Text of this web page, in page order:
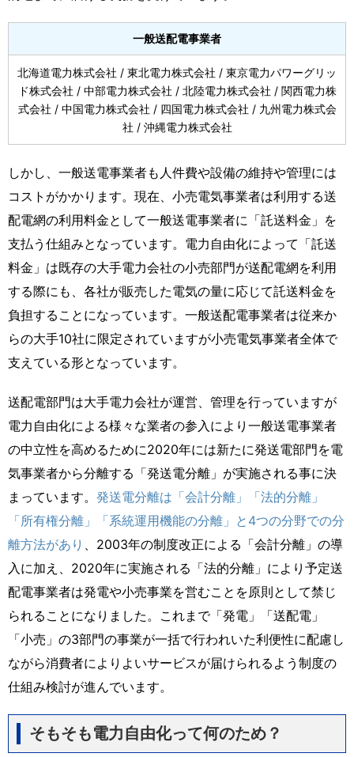
一般送配電事業者
北海道電力株式会社 / 東北電力株式会社 / 東京電力パワーグリッ
ド株式会社 / 中部電力株式会社 / 北陸電力株式会社 / 関西電力株
式会社 / 中国電力株式会社 / 四国電力株式会社 / 九州電力株式会
社 / 沖縄電力株式会社
しかし、一般送電事業者も人件費や設備の維持や管理には
コストがかかります。現在、小売電気事業者は利用する送
配電網の利用料金として一般送電事業者に「託送料金」を
支払う仕組みとなっています。電力自由化によって「託送
料金」は既存の大手電力会社の小売部門が送配電網を利用
する際にも、各社が販売した電気の量に応じて託送料金を
負担することになっています。一般送配電事業者は従来か
らの大手10社に限定されていますが小売電気事業者全体で
支えている形となっています。
送配電部門は大手電力会社が運営、管理を行っていますが
電力自由化による様々な業者の参入により一般送電事業者
の中立性を高めるために2020年には新たに発送電部門を電
気事業者から分離する「発送電分離」が実施される事に決
まっています。 発送電分離は「会計分離」「法的分離」
「所有権分離」「系統運用機能の分離」と4つの分野での分
離方法があり
、2003年の制度改正による「会計分離」の導
入に加え、2020年に実施される「法的分離」により予定送
配電事業者は発電や小売事業を営むことを原則として禁じ
られることになりました。これまで「発電」「送配電」
「小売」の3部門の事業が一括で行われいた利便性に配慮し
ながら消費者によりよいサービスが届けられるよう制度の
仕組み検討が進んでいます。
そもそも電力自由化って何のため？